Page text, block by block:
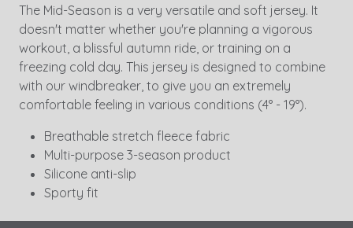
The Mid-Season is a very versatile and soft jersey. It
doesn't matter whether you're planning a vigorous
workout, a blissful autumn ride, or training on a
freezing cold day. This jersey is designed to combine
with our windbreaker, to give you an extremely
comfortable feeling in various conditions (4° - 19°).
Breathable stretch fleece fabric
Multi-purpose 3-season product
Silicone anti-slip
Sporty fit